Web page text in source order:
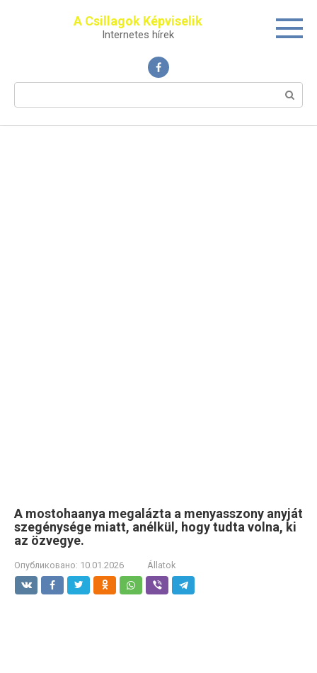
A Csillagok Képviselik
Internetes hírek
Поиск:
A mostohaanya megalázta a menyasszony anyját
szegénysége miatt, anélkül, hogy tudta volna, ki
az özvegye.
Опубликовано: 10.01.2026 Állatok